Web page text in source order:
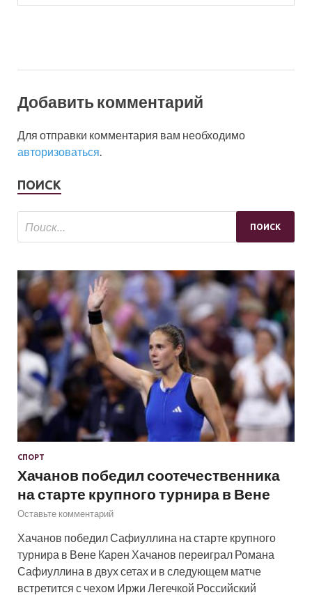
Добавить комментарий
Для отправки комментария вам необходимо
авторизоваться.
ПОИСК
СПОРТ
Хачанов победил соотечественника
на старте крупного турнира в Вене
Оставьте комментарий
Хачанов победил Сафиуллина на старте крупного
турнира в Вене Карен Хачанов переиграл Романа
Сафиуллина в двух сетах и в следующем матче
встретится с чехом Иржи Легечкой Российский